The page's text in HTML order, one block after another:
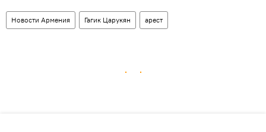
Новости Армения Гагик Царукян арест